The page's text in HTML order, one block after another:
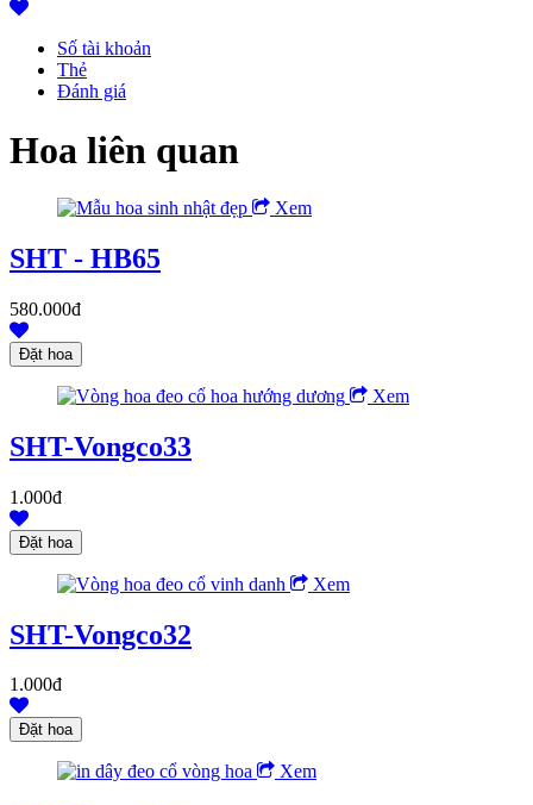
Số tài khoản
Thẻ
Đánh giá
Hoa liên quan
Xem
SHT - HB65
580.000đ
Xem
SHT-Vongco33
1.000đ
Xem
SHT-Vongco32
1.000đ
Xem